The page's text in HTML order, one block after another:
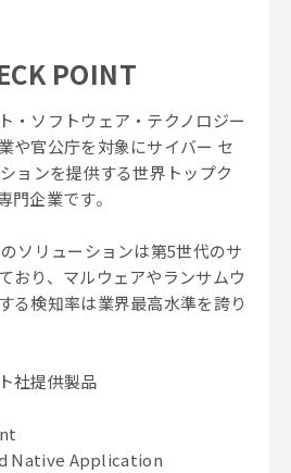
POINT
・ソフトウェア・テクノロジー
や官公庁を対象にサイバー セ
ョンを提供する世界トップク
門企業です。
ソリューションは第5世代のサ
おり、マルウェアやランサムウ
る検知率は業界最高水準を誇り
社提供製品
Native Application